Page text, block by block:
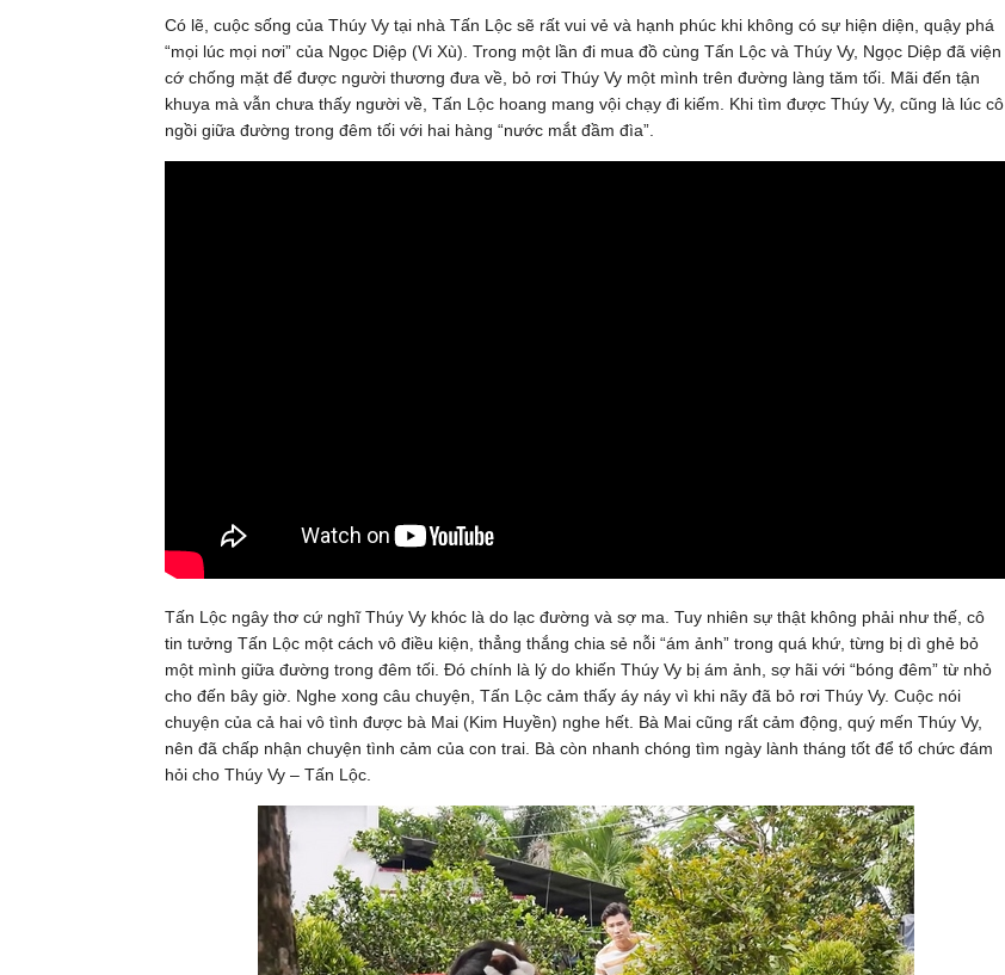
Có lẽ, cuộc sống của Thúy Vy tại nhà Tấn Lộc sẽ rất vui vẻ và hạnh phúc khi không có sự hiện diện, quậy phá
“mọi lúc mọi nơi” của Ngọc Diệp (Vi Xù). Trong một lần đi mua đồ cùng Tấn Lộc và Thúy Vy, Ngọc Diệp đã viện
cớ chống mặt để được người thương đưa về, bỏ rơi Thúy Vy một mình trên đường làng tăm tối. Mãi đến tận
khuya mà vẫn chưa thấy người về, Tấn Lộc hoang mang vội chạy đi kiếm. Khi tìm được Thúy Vy, cũng là lúc cô
ngồi giữa đường trong đêm tối với hai hàng “nước mắt đầm đìa”.
Tấn Lộc ngây thơ cứ nghĩ Thúy Vy khóc là do lạc đường và sợ ma. Tuy nhiên sự thật không phải như thế, cô
tin tưởng Tấn Lộc một cách vô điều kiện, thẳng thắng chia sẻ nỗi “ám ảnh” trong quá khứ, từng bị dì ghẻ bỏ
một mình giữa đường trong đêm tối. Đó chính là lý do khiến Thúy Vy bị ám ảnh, sợ hãi với “bóng đêm” từ nhỏ
cho đến bây giờ. Nghe xong câu chuyện, Tấn Lộc cảm thấy áy náy vì khi nãy đã bỏ rơi Thúy Vy. Cuộc nói
chuyện của cả hai vô tình được bà Mai (Kim Huyền) nghe hết. Bà Mai cũng rất cảm động, quý mến Thúy Vy,
nên đã chấp nhận chuyện tình cảm của con trai. Bà còn nhanh chóng tìm ngày lành tháng tốt để tổ chức đám
hỏi cho Thúy Vy – Tấn Lộc.